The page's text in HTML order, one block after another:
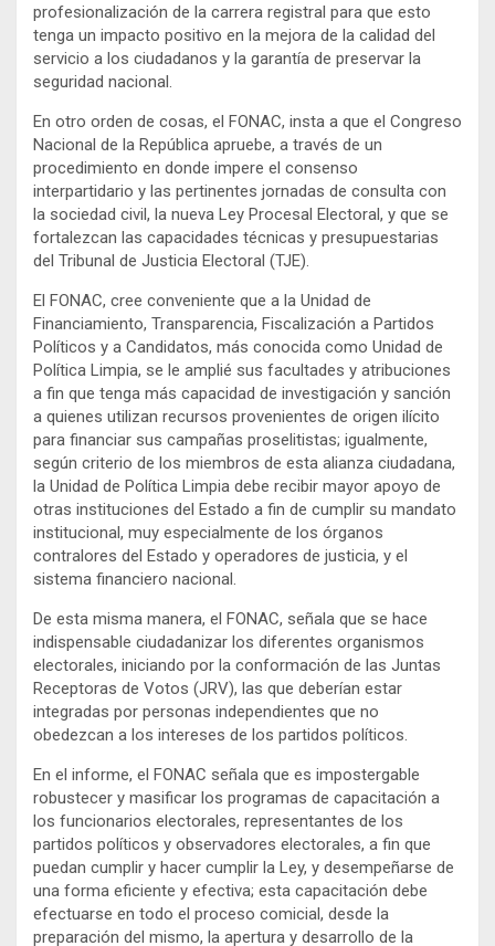
profesionalización de la carrera registral para que esto
tenga un impacto positivo en la mejora de la calidad del
servicio a los ciudadanos y la garantía de preservar la
seguridad nacional.
En otro orden de cosas, el FONAC, insta a que el Congreso
Nacional de la República apruebe, a través de un
procedimiento en donde impere el consenso
interpartidario y las pertinentes jornadas de consulta con
la sociedad civil, la nueva Ley Procesal Electoral, y que se
fortalezcan las capacidades técnicas y presupuestarias
del Tribunal de Justicia Electoral (TJE).
El FONAC, cree conveniente que a la Unidad de
Financiamiento, Transparencia, Fiscalización a Partidos
Políticos y a Candidatos, más conocida como Unidad de
Política Limpia, se le amplié sus facultades y atribuciones
a fin que tenga más capacidad de investigación y sanción
a quienes utilizan recursos provenientes de origen ilícito
para financiar sus campañas proselitistas; igualmente,
según criterio de los miembros de esta alianza ciudadana,
la Unidad de Política Limpia debe recibir mayor apoyo de
otras instituciones del Estado a fin de cumplir su mandato
institucional, muy especialmente de los órganos
contralores del Estado y operadores de justicia, y el
sistema financiero nacional.
De esta misma manera, el FONAC, señala que se hace
indispensable ciudadanizar los diferentes organismos
electorales, iniciando por la conformación de las Juntas
Receptoras de Votos (JRV), las que deberían estar
integradas por personas independientes que no
obedezcan a los intereses de los partidos políticos.
En el informe, el FONAC señala que es impostergable
robustecer y masificar los programas de capacitación a
los funcionarios electorales, representantes de los
partidos políticos y observadores electorales, a fin que
puedan cumplir y hacer cumplir la Ley, y desempeñarse de
una forma eficiente y efectiva; esta capacitación debe
efectuarse en todo el proceso comicial, desde la
preparación del mismo, la apertura y desarrollo de la